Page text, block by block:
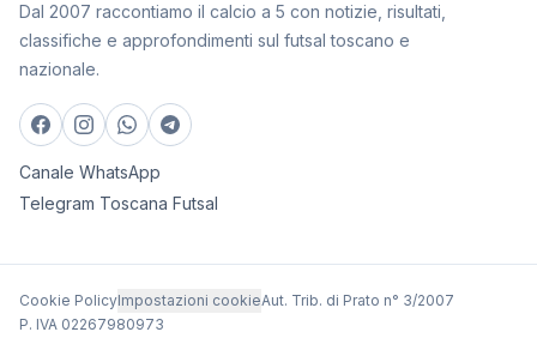
Dal 2007 raccontiamo il calcio a 5 con notizie, risultati,
classifiche e approfondimenti sul futsal toscano e
nazionale.
Canale WhatsApp
Telegram Toscana Futsal
Cookie PolicyImpostazioni cookieAut. Trib. di Prato n° 3/2007
P. IVA 02267980973